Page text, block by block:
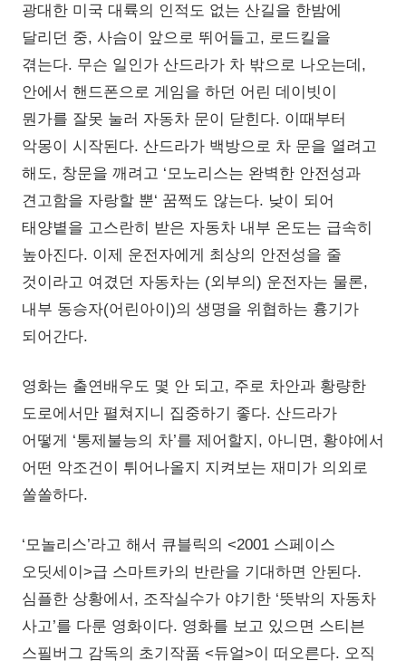
광대한 미국 대륙의 인적도 없는 산길을 한밤에
달리던 중, 사슴이 앞으로 뛰어들고, 로드킬을
겪는다. 무슨 일인가 산드라가 차 밖으로 나오는데,
안에서 핸드폰으로 게임을 하던 어린 데이빗이
뭔가를 잘못 눌러 자동차 문이 닫힌다. 이때부터
악몽이 시작된다. 산드라가 백방으로 차 문을 열려고
해도, 창문을 깨려고 ‘모노리스는 완벽한 안전성과
견고함을 자랑할 뿐‘ 꿈쩍도 않는다. 낮이 되어
태양볕을 고스란히 받은 자동차 내부 온도는 급속히
높아진다. 이제 운전자에게 최상의 안전성을 줄
것이라고 여겼던 자동차는 (외부의) 운전자는 물론,
내부 동승자(어린아이)의 생명을 위협하는 흉기가
되어간다.
영화는 출연배우도 몇 안 되고, 주로 차안과 황량한
도로에서만 펼쳐지니 집중하기 좋다. 산드라가
어떻게 ‘통제불능의 차’를 제어할지, 아니면, 황야에서
어떤 악조건이 튀어나올지 지켜보는 재미가 의외로
쏠쏠하다.
‘모놀리스’라고 해서 큐블릭의 <2001 스페이스
오딧세이>급 스마트카의 반란을 기대하면 안된다.
심플한 상황에서, 조작실수가 야기한 ‘뜻밖의 자동차
사고’를 다룬 영화이다. 영화를 보고 있으면 스티븐
스필버그 감독의 초기작품 <듀얼>이 떠오른다. 오직